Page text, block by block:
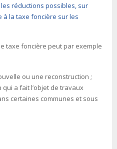
réductions possibles, sur
la taxe foncière sur les
taxe foncière peut par exemple
ou une reconstruction ;
a fait l’objet de travaux
certaines communes et sous